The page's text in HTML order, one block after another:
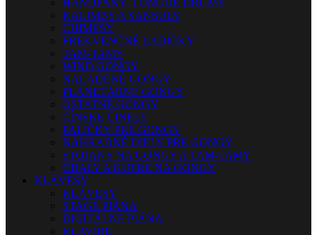
HANDPANY, TONGUE DRUMY
KALIMBY A SANSULY
CHIMESY
FREKVENČNÉ LADIČKY
TAM-TAMY
WIND GONGY
NALADENÉ GONGY
PLANETÁRNE GONGY
OSTATNÉ GONGY
ČÍNSKE ČINELY
PALIČKY PRE GONGY
NÁHRADNÉ DIELY PRE GONGY
STOJANY NA GONGY A TAM-TAMY
OBALY A KUFRE NA GONGY
KLÁVESY
KLÁVESY
STAGE PIÁNA
DIGITÁLNE PIÁNA
KLAVÍRE